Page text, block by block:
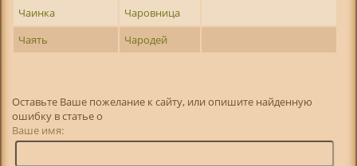
Чаинка
Чаровница
Чаять
Чародей
Оставьте Ваше пожелание к сайту, или опишите найденную
ошибку в статье о
Ваше имя: